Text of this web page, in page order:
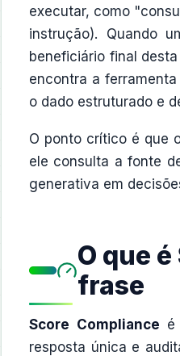
executar, como
instrução). Quando
beneficiário final
encontra a
o dado estruturado e
O ponto crítico é que
ele consulta a fonte
generativa em
O que
frase
Score Compliance é
resposta única e